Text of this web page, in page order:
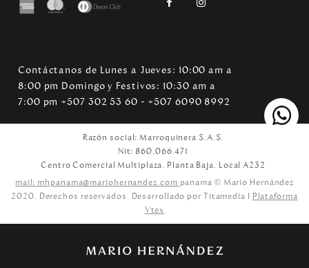
Contáctanos de Lunes a Jueves: 10:00 am a
8:00 pm Domingo y Festivos: 10:30 am a
7:00 pm +507 302 53 60 - +507 6090 8992
Razón social: Marroquinera S.A.S.
Nit: 860.066.471
Centro Comercial Multiplaza. Planta Baja. Local A232
mail: mhpanama@mariohernandez.com panama © Mario Hernández
2020. Derechos reservados. Desarrollado por Titamedia l Plataforma
Vtex